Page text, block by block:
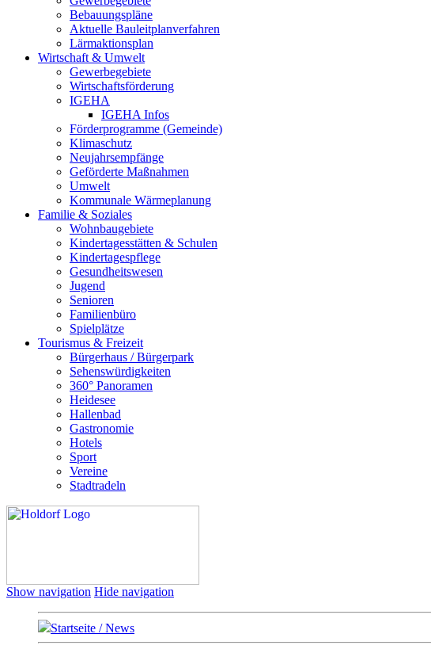
Bebauungspläne
Aktuelle Bauleitplanverfahren
Lärmaktionsplan
Wirtschaft & Umwelt
Gewerbegebiete
Wirtschaftsförderung
IGEHA
IGEHA Infos
Förderprogramme (Gemeinde)
Klimaschutz
Neujahrsempfänge
Geförderte Maßnahmen
Umwelt
Kommunale Wärmeplanung
Familie & Soziales
Wohnbaugebiete
Kindertagesstätten & Schulen
Kindertagespflege
Gesundheitswesen
Jugend
Senioren
Familienbüro
Spielplätze
Tourismus & Freizeit
Bürgerhaus / Bürgerpark
Sehenswürdigkeiten
360° Panoramen
Heidesee
Hallenbad
Gastronomie
Hotels
Sport
Vereine
Stadtradeln
Show navigation Hide navigation
Startseite / News